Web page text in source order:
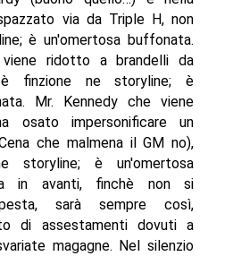
via da Triple H, non
è un'omertosa buffonata.
ridotto a brandelli da
finzione ne storyline; è
Mr. Kennedy che viene
osato impersonificare un
che malmena il GM no),
storyline; è un'omertosa
in avanti, finchè non si
sarà sempre così,
di assestamenti dovuti a
magagne. Nel silenzio